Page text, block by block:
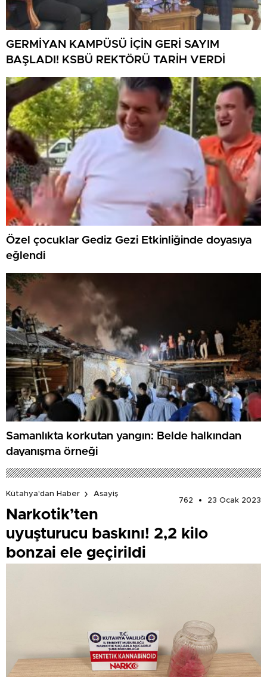
GERMİYAN KAMPÜSÜ İÇİN GERİ SAYIM
BAŞLADI! KSBÜ REKTÖRÜ TARİH VERDİ
Özel çocuklar Gediz Gezi Etkinliğinde doyasıya
eğlendi
Samanlıkta korkutan yangın: Belde halkından
dayanışma örneği
Kütahya'dan Haber
Asayiş
762
23 Ocak 2023
Narkotik’ten
uyuşturucu baskını! 2,2 kilo
bonzai ele geçirildi